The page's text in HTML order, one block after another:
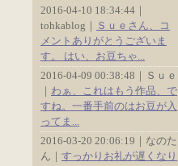
2016-04-10 18:34:44｜
tohkablog｜
Ｓｕｅさん、コ
メントありがとうございま
す。 はい、お豆ちゃ...
2016-04-09 00:38:48｜Ｓｕｅ
わぁ、これはもう作品、で
すね。一番手前のはお豆が入
ってま...
2016-03-20 20:06:19｜なのた
ん｜ すっかりお礼が遅くなり